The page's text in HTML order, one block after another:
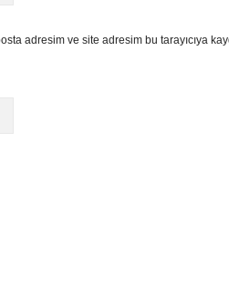
adresim ve site adresim bu tarayıcıya